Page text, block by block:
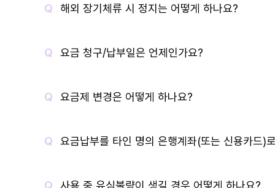
해외 장기체류 시 정지는 어떻게 하나요?
요금 청구/납부일은 언제인가요?
요금제 변경은 어떻게 하나요?
요금납부를 타인 명의 은행계좌(또는 신용카드)
사용 중 유심불량이 생길 경우 어떻게 하나요?